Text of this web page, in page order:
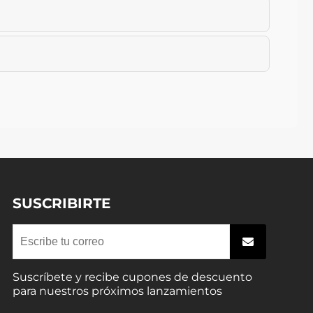
SUSCRIBIRTE
Suscríbete y recibe cupones de descuento
para nuestros próximos lanzamientos